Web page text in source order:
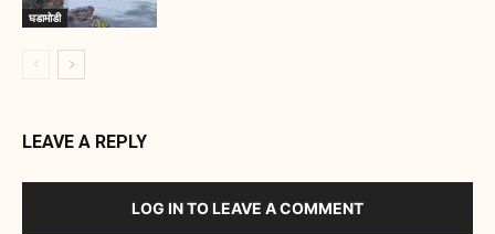
घडामोडी
LEAVE A REPLY
LOG IN TO LEAVE A COMMENT